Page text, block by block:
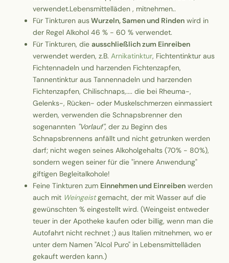
verwendet.​Lebensmittelläden , mitnehmen..
Für Tinkturen ausWurzeln, Samen und Rinden wird in
der Regel Alkohol 46 % - 60 % verwendet.
Für Tinkturen, die ausschließlich zum Einreiben
verwendet werden, z.B. Arnikatinktur, Fichtentinktur aus
Fichtennadeln und harzenden Fichtenzapfen,
Tannentinktur aus Tannennadeln und harzenden
Fichtenzapfen, Chilischnaps,.... die bei Rheuma-,
Gelenks-, Rücken- oder Muskelschmerzen einmassiert
werden, verwenden die Schnapsbrenner den
sogenannten "Vorlauf", der zu Beginn des
Schnapsbrennens anfällt und nicht getrunken werden
darf; nicht wegen seines Alkoholgehalts (70% - 80%),
sondern wegen seiner für die "innere Anwendung"
giftigen Begleitalkohole!
Feine Tinkturen zum Einnehmen und Einreiben werden
auch mit Weingeist gemacht, der mit Wasser auf die
gewünschten % eingestellt wird. (Weingeist entweder
teuer in der Apotheke kaufen oder billig, wenn man die
Autofahrt nicht rechnet ;) aus Italien mitnehmen, wo er
unter dem Namen "Alcol Puro" in Lebensmittelläden
gekauft werden kann.)